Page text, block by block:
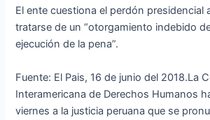
El ente cuestiona el perdón presidencial
tratarse de un “otorgamiento indebido
ejecución de la pena”.
Fuente: El Pais, 16 de junio del 2018.La
Interamericana de Derechos Humanos
viernes a la justicia peruana que se